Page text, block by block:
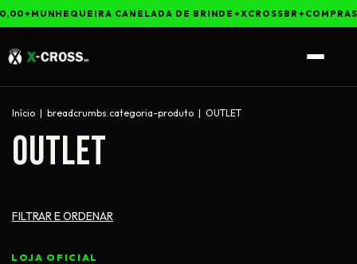
MUNHEQUEIRA CANELADA DE BRINDE XCROSSBR
Início | breadcrumbs.categoria-produto | OUTLET
OUTLET
FILTRAR E ORDENAR
LOJA OFICIAL